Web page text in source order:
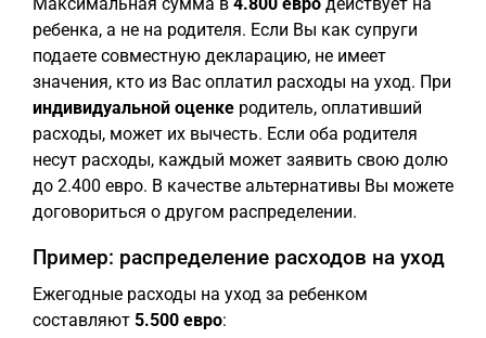
ребенка, а не на родителя. Если Вы как супруги
подаете совместную декларацию, не имеет
значения, кто из Вас оплатил расходы на уход. При
индивидуальной оценке родитель, оплативший
расходы, может их вычесть. Если оба родителя
несут расходы, каждый может заявить свою долю
до 2.400 евро. В качестве альтернативы Вы можете
договориться о другом распределении.
Пример: распределение расходов на уход
Ежегодные расходы на уход за ребенком
составляют 5.500 евро: